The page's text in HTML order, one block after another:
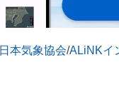
日本気象協会/ALiNKイ